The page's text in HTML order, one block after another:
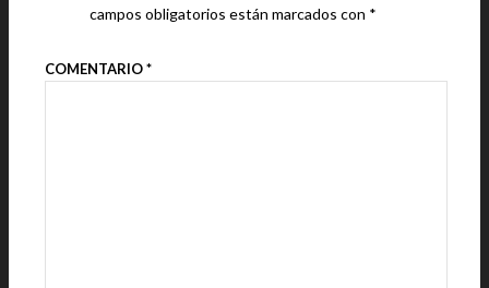
campos obligatorios están marcados con *
COMENTARIO*